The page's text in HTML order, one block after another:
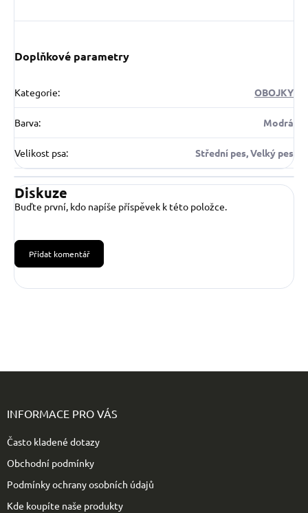
Doplňkové parametry
Kategorie: OBOJKY
Barva: Modrá
Velikost psa: Střední pes, Velký pes
Diskuze
Buďte první, kdo napíše příspěvek k této položce.
Přidat komentář
INFORMACE PRO VÁS
Často kladené dotazy
Obchodní podmínky
Podmínky ochrany osobních údajů
Kde koupíte naše produkty